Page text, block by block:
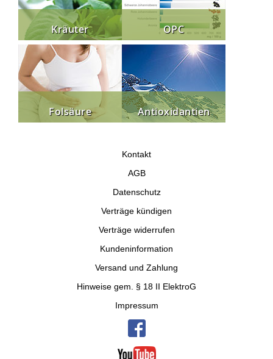
Kräuter OPC
Folsäure Antioxidantien
Kontakt
AGB
Datenschutz
Verträge kündigen
Verträge widerrufen
Kundeninformation
Versand und Zahlung
Hinweise gem. § 18 II ElektroG
Impressum